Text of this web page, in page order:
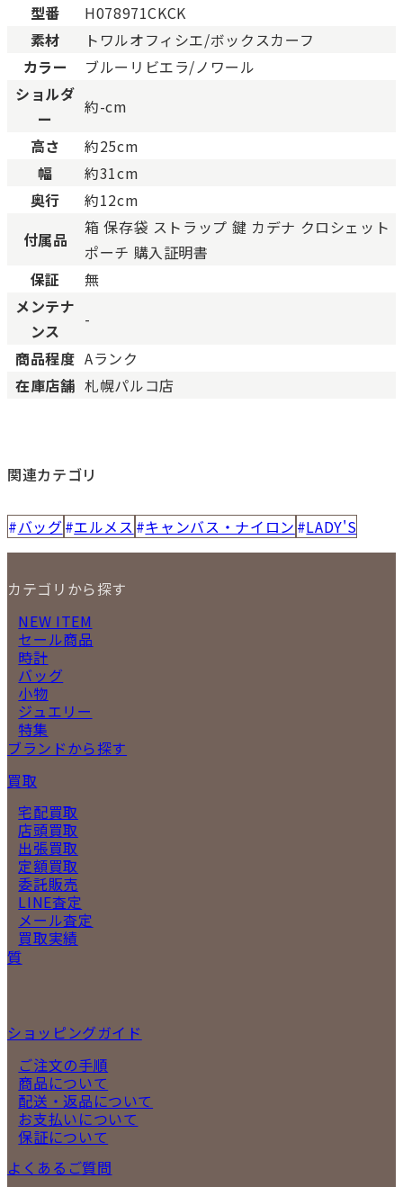
BCランク
Cランク 色濃く使用感があり、傷や
型番
H078971CKCK
素材
トワルオフィシエ/ボックスカーフ
カラー
ブルーリビエラ/ノワール
ショルダ
ー
約-cm
高さ
約25cm
幅
約31cm
奥行
約12cm
付属品
箱 保存袋 ストラップ 鍵 カデナ クロシェット
ポーチ 購入証明書
保証
無
メンテナ
ンス
-
商品程度 Aランク
在庫店舗 札幌パルコ店
関連カテゴリ
バッグ エルメス キャンバス・ナイロン LADY'S
カテゴリから探す
NEW ITEM
セール商品
時計
バッグ
小物
ジュエリー
特集
ブランドから探す
買取
宅配買取
店頭買取
出張買取
定額買取
委託販売
LINE査定
メール査定
買取実績
質
ショッピングガイド
ご注文の手順
商品について
配送・返品について
お支払いについて
保証について
よくあるご質問